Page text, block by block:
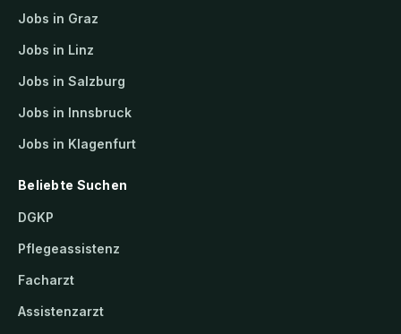
Jobs in Graz
Jobs in Linz
Jobs in Salzburg
Jobs in Innsbruck
Jobs in Klagenfurt
Beliebte Suchen
DGKP
Pflegeassistenz
Facharzt
Assistenzarzt